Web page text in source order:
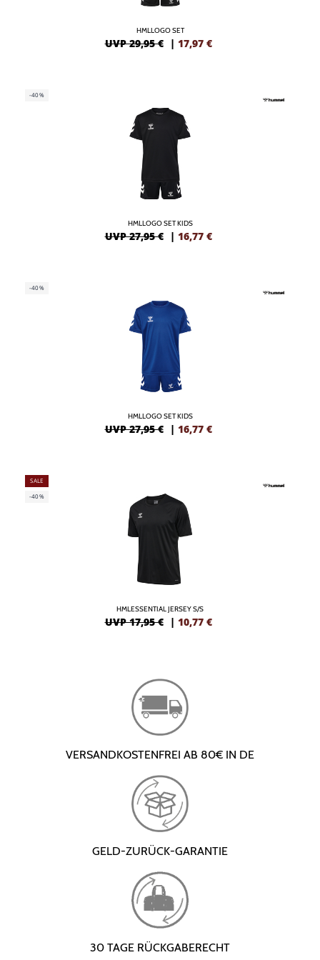
HMLLOGO SET
UVP 29,95 € | 17,97 €
-40%
HMLLOGO SET KIDS
UVP 27,95 € | 16,77 €
-40%
HMLLOGO SET KIDS
UVP 27,95 € | 16,77 €
SALE
-40%
HMLESSENTIAL JERSEY S/S
UVP 17,95 € | 10,77 €
VERSANDKOSTENFREI AB 80€ IN DE
GELD-ZURÜCK-GARANTIE
30 TAGE RÜCKGABERECHT